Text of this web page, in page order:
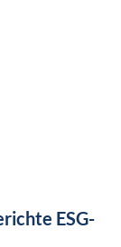
ESG-